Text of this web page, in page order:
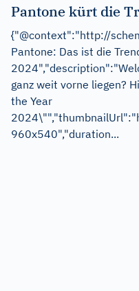
Pantone kürt die
{"@context":"http://
Pantone: Das ist die
ganz weit vorne liegen?
the Year
960x540","duration...